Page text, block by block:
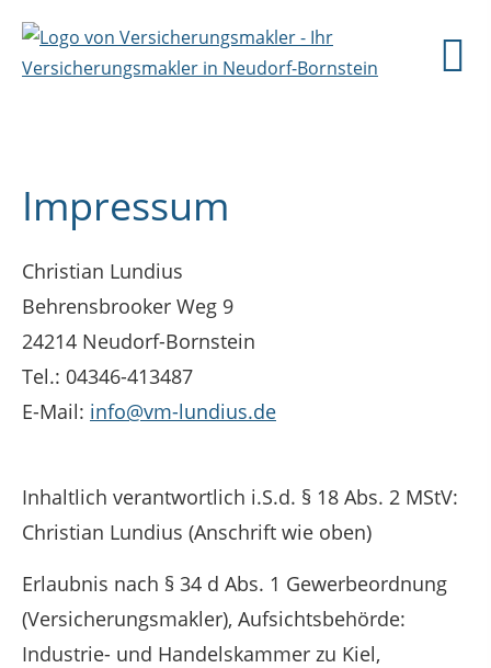
Impressum
Christian Lundius
Behrensbrooker Weg 9
24214 Neudorf-Bornstein
Tel.: 04346-413487
E-Mail: info@vm-lundius.de
Inhaltlich verantwortlich i.S.d. § 18 Abs. 2 MStV:
Christian Lundius (Anschrift wie oben)
Erlaubnis nach § 34 d Abs. 1 Gewerbeordnung
(Versicherungsmakler), Aufsichtsbehörde:
Industrie- und Handelskammer zu Kiel,